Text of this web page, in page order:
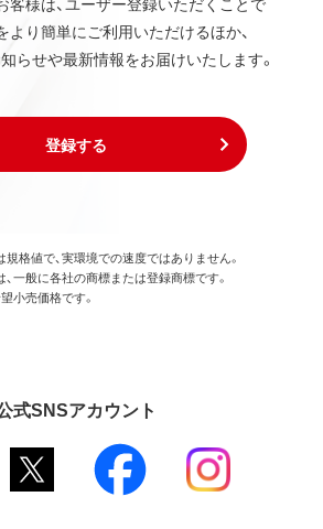
より簡単にご利用いただけるほか、
らせや最新情報をお届けいたします。
登録する
格値で、実環境での速度ではありません。
一般に各社の商標または登録商標です。
小売価格です。
式SNSアカウント